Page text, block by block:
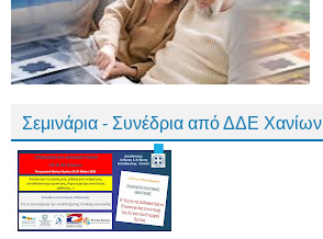
Σεμινάρια - Συνέδρια από ΔΔΕ Χανίων